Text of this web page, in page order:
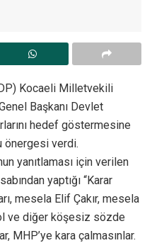
Kocaeli Milletvekili
Başkanı Devlet
hedef göstermesine
önergesi verdi.
yanıtlaması için verilen
yaptığı “Karar
mesela Elif Çakır, mesela
ve diğer köşesiz sözde
MHP’ye kara çalmasınlar.